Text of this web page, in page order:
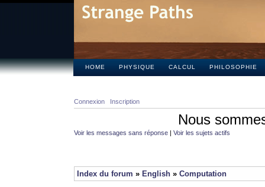
HOME PHYSIQUE CALCUL PHILOSOPHIE
Connexion Inscription
Nous
Voir les messages sans réponse | Voir les sujets actifs
Index du forum » English » Computation